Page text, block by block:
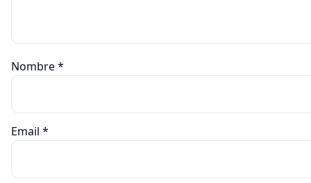
Nombre*
Email *